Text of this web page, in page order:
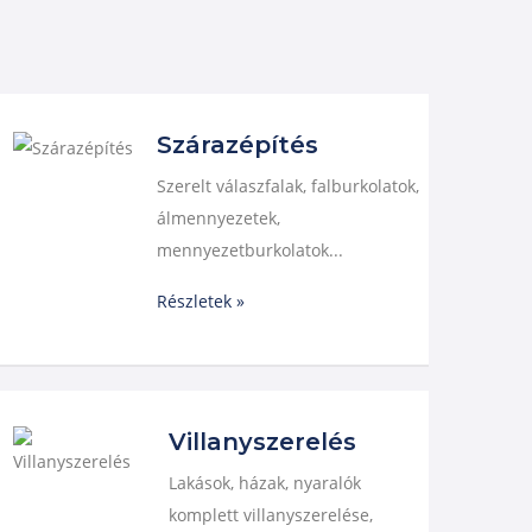
Szárazépítés
Szerelt válaszfalak, falburkolatok,
álmennyezetek,
mennyezetburkolatok...
Részletek »
Villanyszerelés
Lakások, házak, nyaralók
komplett villanyszerelése,